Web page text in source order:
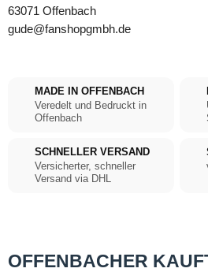
63071 Offenbach
gude@fanshopgmbh.de
MADE IN OFFENBACH
Veredelt und Bedruckt in
Offenbach
SCHNELLER VERSAND
Versicherter, schneller
Versand via DHL
OFFENBACHER